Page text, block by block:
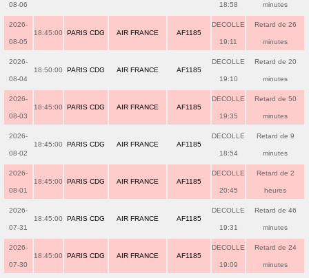
08-06 18:58 minutes
2026-
08-05
18:45:00 PARIS CDG AIR FRANCE AF1185
DECOLLE
19:11
Retard de 26
minutes
2026-
08-04
18:50:00 PARIS CDG AIR FRANCE AF1185
DECOLLE
19:10
Retard de 20
minutes
2026-
08-03
18:45:00 PARIS CDG AIR FRANCE AF1185
DECOLLE
19:35
Retard de 50
minutes
2026-
08-02
18:45:00 PARIS CDG AIR FRANCE AF1185
DECOLLE
18:54
Retard de 9
minutes
2026-
08-01
18:45:00 PARIS CDG AIR FRANCE AF1185
DECOLLE
20:45
Retard de 2
heures
2026-
07-31
18:45:00 PARIS CDG AIR FRANCE AF1185
DECOLLE
19:31
Retard de 46
minutes
2026-
07-30
18:45:00 PARIS CDG AIR FRANCE AF1185
DECOLLE
19:09
Retard de 24
minutes